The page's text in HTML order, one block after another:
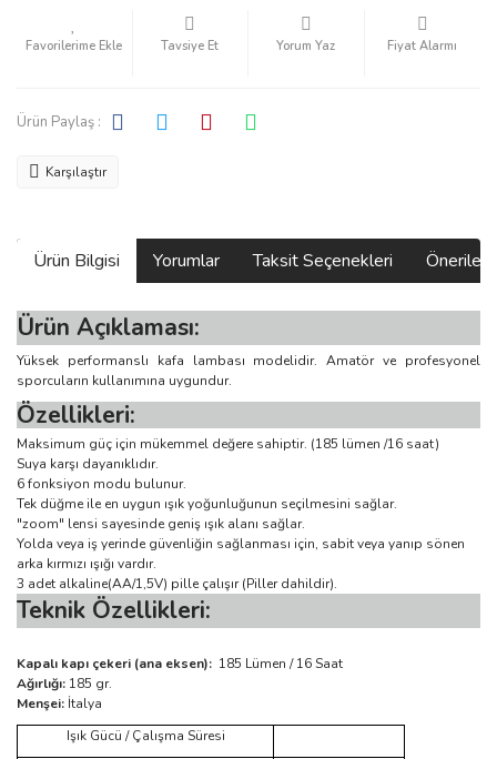
Tavsiye Et Yorum Yaz Fiyat Alarmı
Ürün Paylaş :
Karşılaştır
Ürün Bilgisi Yorumlar Taksit Seçenekleri
Ürün Açıklaması:
Yüksek performanslı kafa lambası modelidir. Amatör ve profesyonel
sporcuların kullanımına uygundur.
Özellikleri:
Maksimum güç için mükemmel değere sahiptir. (185 lümen /16 saat)
Suya karşı dayanıklıdır.
6 fonksiyon modu bulunur.
Tek düğme ile en uygun ışık yoğunluğunun seçilmesini sağlar.
"zoom" lensi sayesinde geniş ışık alanı sağlar.
Yolda veya iş yerinde güvenliğin sağlanması için, sabit veya yanıp sönen
arka kırmızı ışığı vardır.
3 adet alkaline(AA/1,5V) pille çalışır (Piller dahildir).
Teknik Özellikleri:
Kapalı kapı çekeri (ana eksen): 185 Lümen / 16 Saat
Ağırlığı: 185 gr.
Menşei: İtalya
Işık Gücü / Çalışma Süresi